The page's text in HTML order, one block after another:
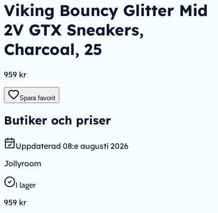
Viking Bouncy Glitter Mid
2V GTX Sneakers,
Charcoal, 25
959 kr
Spara favorit
Butiker och priser
Uppdaterad 08:e augusti 2026
Jollyroom
I lager
959 kr